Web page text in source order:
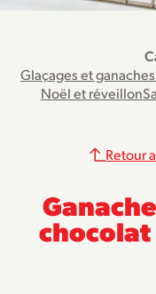
Glaçages et ganaches
Noël et réveillon
chocolat
Retour